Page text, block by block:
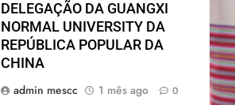
DELEGAÇÃO DA GUANGXI
NORMAL UNIVERSITY DA
REPÚBLICA POPULAR DA
CHINA
admin mescc
1 mês ago 0